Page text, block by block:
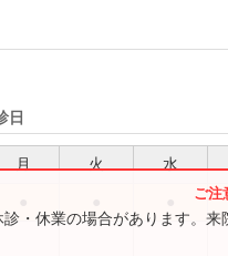
日
月 火 水
・休業の場合があります。来